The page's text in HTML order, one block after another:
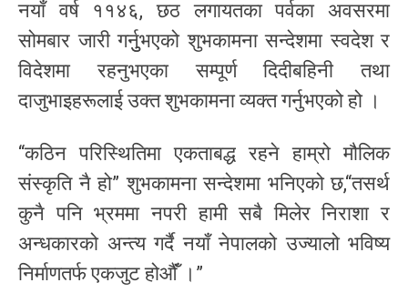
नयाँ वर्ष ११४६, छठ लगायतका पर्वका अवसरमा
सोमबार जारी गर्नुुभएको शुभकामना सन्देशमा स्वदेश र
विदेशमा रहनुभएका सम्पूर्ण दिदीबहिनी तथा
दाजुभाइहरूलाई उक्त शुभकामना व्यक्त गर्नुभएको हो ।
“कठिन परिस्थितिमा एकताबद्ध रहने हाम्रो मौलिक
संस्कृति नै हो” शुभकामना सन्देशमा भनिएको छ,“तसर्थ
कुनै पनि भ्रममा नपरी हामी सबै मिलेर निराशा र
अन्धकारको अन्त्य गर्दै नयाँ नेपालको उज्यालो भविष्य
निर्माणतर्फ एकजुट होऔंँ ।”